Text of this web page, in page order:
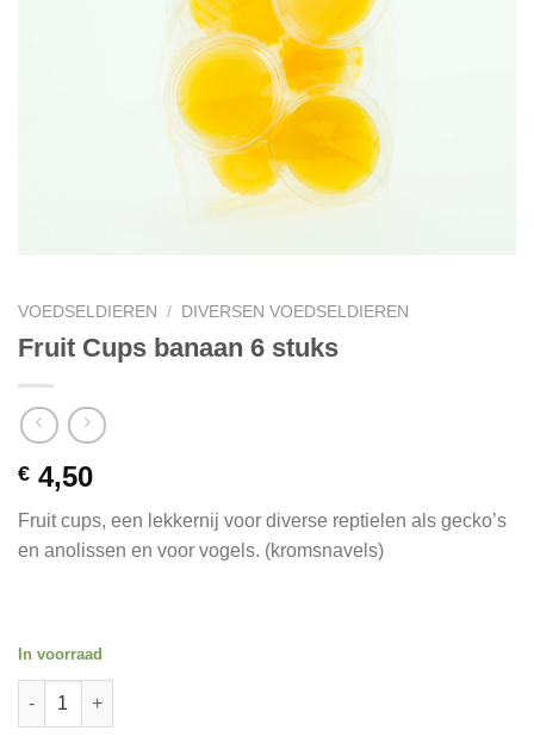
VOEDSELDIEREN / DIVERSEN VOEDSELDIEREN
Fruit Cups banaan 6 stuks
€ 4,50
Fruit cups, een lekkernij voor diverse reptielen als gecko’s
en anolissen en voor vogels. (kromsnavels)
In voorraad
Fruit Cups banaan 6 stuks quantity